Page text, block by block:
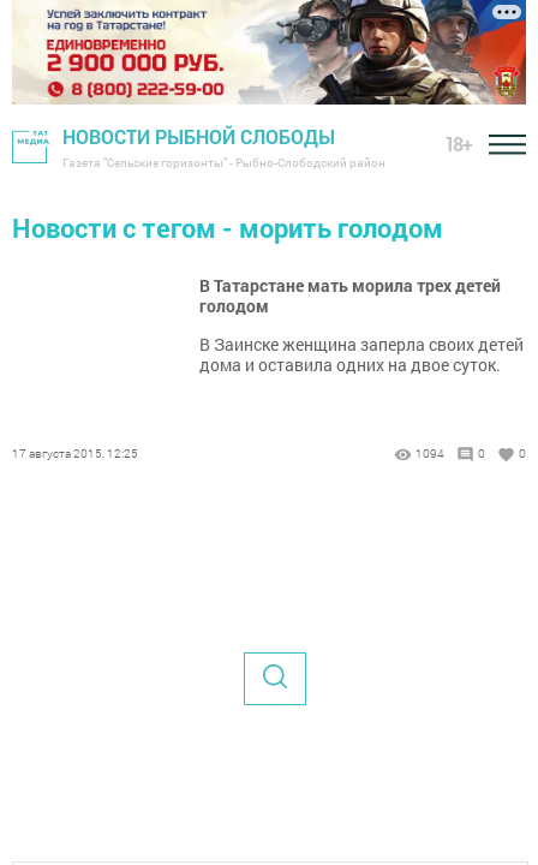
НОВОСТИ РЫБНОЙ СЛОБОДЫ
Газета "Сельские горизонты" - Рыбно-Слободский район
18+
Новости с тегом - морить голодом
В Татарстане мать морила трех детей
голодом
В Заинске женщина заперла своих детей
дома и оставила одних на двое суток.
17 августа 2015, 12:25 1094 0 0